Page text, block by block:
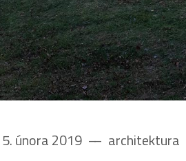
5. února 2019 –– architektura